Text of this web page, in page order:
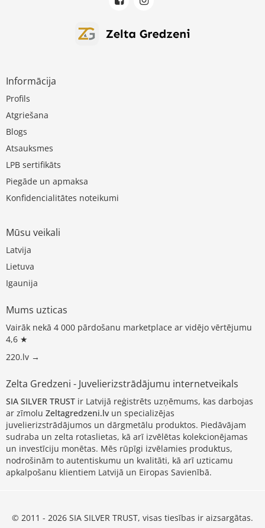
Informācija
Profils
Atgriešana
Blogs
Atsauksmes
LPB sertifikāts
Piegāde un apmaksa
Konfidencialitātes noteikumi
Mūsu veikali
Latvija
Lietuva
Igaunija
Mums uzticas
Vairāk nekā 4 000 pārdošanu marketplace ar vidējo vērtējumu
4,6 ★
220.lv →
Zelta Gredzeni - Juvelierizstrādājumu internetveikals
SIA SILVER TRUST ir Latvijā reģistrēts uzņēmums, kas darbojas
ar zīmolu Zeltagredzeni.lv un specializējas
juvelierizstrādājumos un dārgmetālu produktos. Piedāvājam
sudraba un zelta rotaslietas, kā arī izvēlētas kolekcionējamas
un investīciju monētas. Mēs rūpīgi izvēlamies produktus,
nodrošinām to autentiskumu un kvalitāti, kā arī uzticamu
apkalpošanu klientiem Latvijā un Eiropas Savienībā.
© 2011 - 2026 SIA SILVER TRUST, visas tiesības ir aizsargātas.